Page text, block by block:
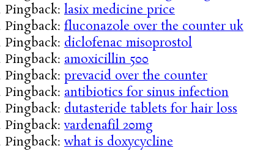
Pingback: lasix medicine price
Pingback: fluconazole over the counter uk
Pingback: diclofenac misoprostol
Pingback: amoxicillin 500
Pingback: prevacid over the counter
Pingback: antibiotics for sinus infection
Pingback: dutasteride tablets for hair loss
Pingback:vardenafil 20mg
Pingback:what is doxycycline